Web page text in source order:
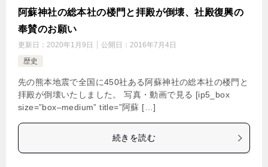
阿蘇神社の総本社の楼門と拝殿が倒壊、社殿復興の
奉賛のお願い
更新日： 2020年1月9日 公開日： 2016年7月4日
歴史
先の熊本地震で全国に450社ある阿蘇神社の総本社の楼門と
拝殿が倒壊いたしました。 写真・動画で見る [ip5_box
size=”box–medium” title=”阿蘇 […]
続きを読む